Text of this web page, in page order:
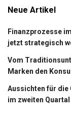
Neue Artikel
Finanzprozesse
jetzt strategisch
Vom
Marken den
Aussichten für die
im zweiten Quartal